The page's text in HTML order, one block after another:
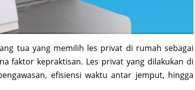
tua yang memilih les privat di rumah sebagai
faktor kepraktisan. Les privat yang dilakukan di
efisiensi waktu antar jemput, hingga